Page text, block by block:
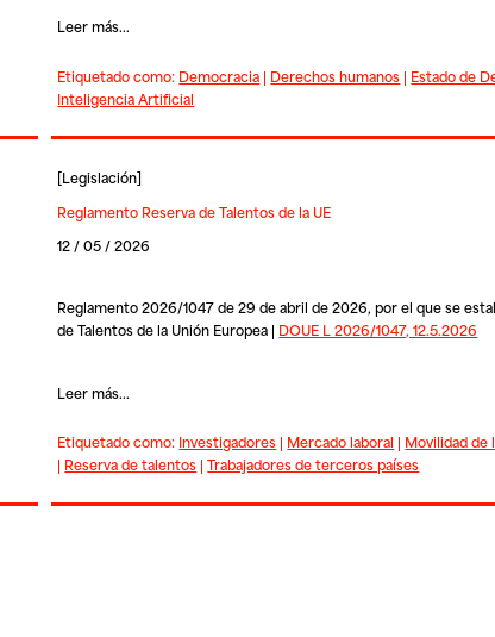
Leer más...
Etiquetado como: Democracia | Derechos humanos | Estado de
Inteligencia Artificial
[Legislación]
Reglamento Reserva de Talentos de la UE
12 / 05 / 2026
Reglamento 2026/1047 de 29 de abril de 2026, por el que se
de Talentos de la Unión Europea | DOUE L 2026/1047, 12.5.2026
Leer más...
Etiquetado como: Investigadores | Mercado laboral | Movilidad de
| Reserva de talentos |Trabajadores de terceros países